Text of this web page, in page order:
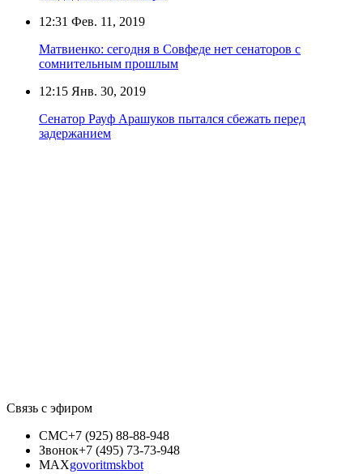
12:31 Фев. 11, 2019
Матвиенко: сегодня в Совфеде нет сенаторов с
сомнительным прошлым
12:15 Янв. 30, 2019
Сенатор Рауф Арашуков пытался сбежать перед
задержанием
Связь с эфиром
СМС+7 (925) 88-88-948
Звонок+7 (495) 73-73-948
MAXgovoritmskbot